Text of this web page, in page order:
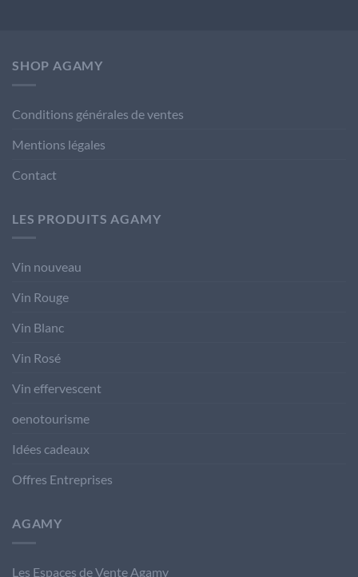
SHOP AGAMY
Conditions générales de ventes
Mentions légales
Contact
LES PRODUITS AGAMY
Vin nouveau
Vin Rouge
Vin Blanc
Vin Rosé
Vin effervescent
oenotourisme
Idées cadeaux
Offres Entreprises
AGAMY
Les Espaces de Vente Agamy